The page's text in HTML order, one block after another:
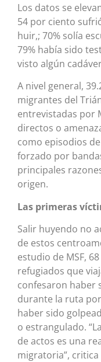
Los datos se
54 por ciento
huir,; 70% solía
79% había sido
visto algún
A nivel general,
migrantes del
entrevistadas por
directos o
como episodios
forzado por
principales
origen.
Las primeras
Salir huyendo no
de estos
estudio de MSF,
refugiados que
confesaron haber
durante la ruta
haber sido
o estrangulado.
de actos es una
migratoria”, critica